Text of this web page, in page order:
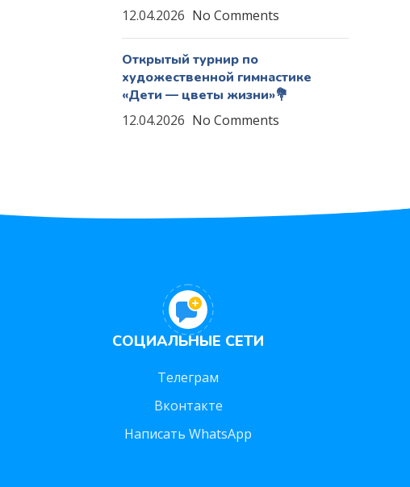
12.04.2026 No Comments
Открытый турнир по
художественной гимнастике
«Дети — цветы жизни»💐
12.04.2026 No Comments
СОЦИАЛЬНЫЕ СЕТИ
Телеграм
Вконтакте
Написать WhatsApp